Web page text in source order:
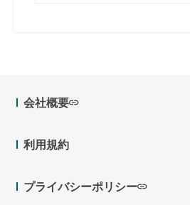
会社概要
利用規約
プライバシーポリシー